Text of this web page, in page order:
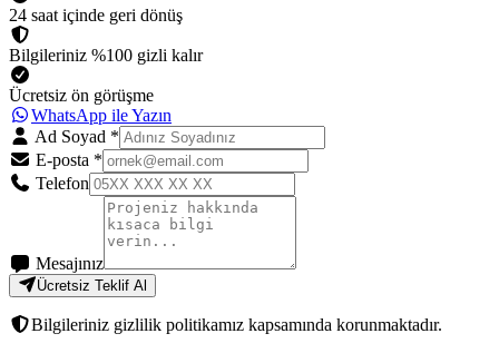
24 saat içinde geri dönüş
Bilgileriniz %100 gizli kalır
Ücretsiz ön görüşme
WhatsApp ile Yazın
Ad Soyad *
E-posta *
Telefon
Mesajınız
Ücretsiz Teklif Al
Bilgileriniz gizlilik politikamız kapsamında korunmaktadır.